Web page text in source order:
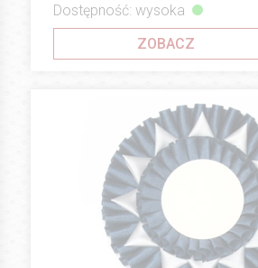
Dostępność: wysoka
ZOBACZ